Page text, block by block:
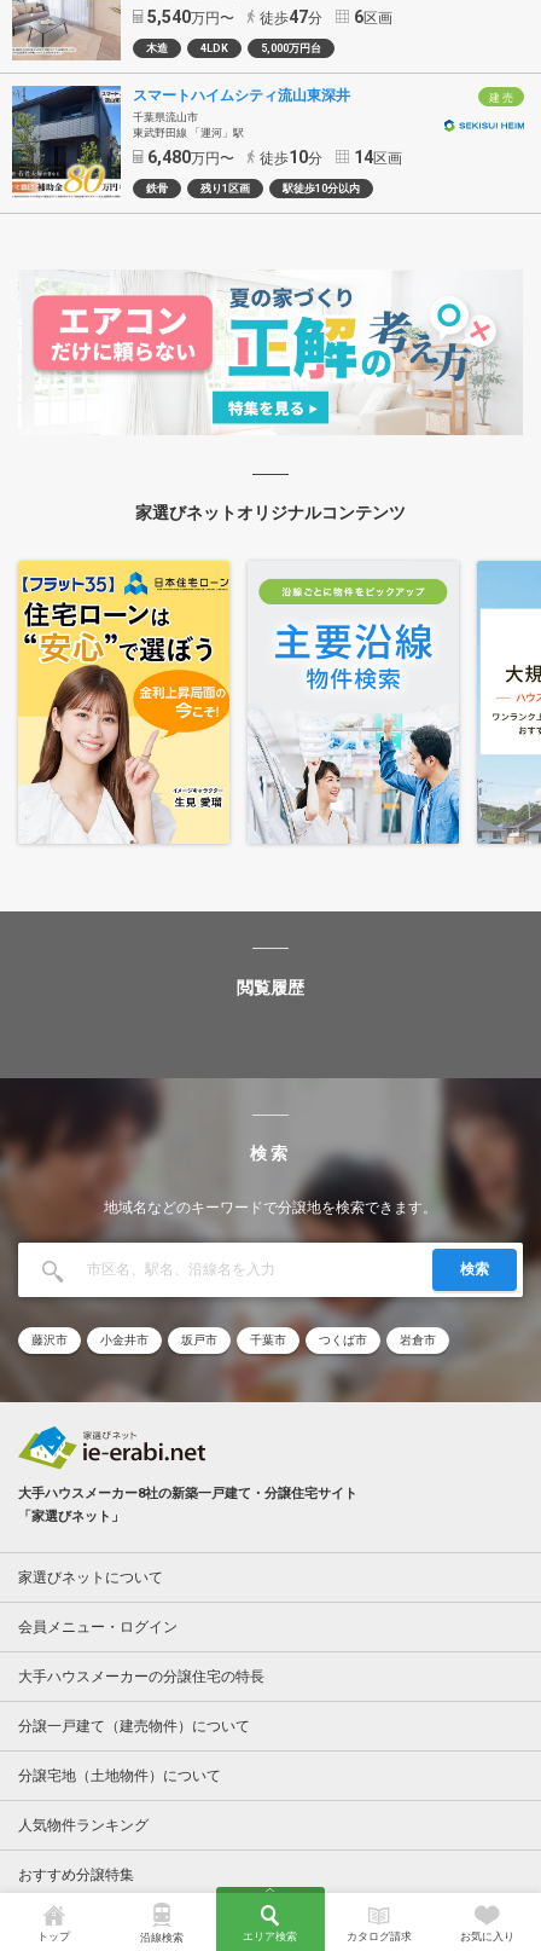
トップ 沿線検索 エリア検索 カタログ請求 お気に入り
5,540万円〜 徒歩47分 6区画
木造 4LDK 5,000万円台
建 売
スマートハイムシティ流山東深井
千葉県流山市
東武野田線 「運河」駅
6,480万円〜 徒歩10分 14区画
鉄骨 残り1区画 駅徒歩10分以内
家選びネットオリジナルコンテンツ
閲覧履歴
検索
地域名などのキーワードで分譲地を検索できます。
検索
藤沢市 小金井市 坂戸市 千葉市 つくば市 岩倉市
大手ハウスメーカー8社の新築一戸建て・分譲住宅サイト
「家選びネット」
家選びネットについて
会員メニュー・ログイン
大手ハウスメーカーの分譲住宅の特長
分譲一戸建て（建売物件）について
分譲宅地（土地物件）について
人気物件ランキング
おすすめ分譲特集
商品カタログ請求